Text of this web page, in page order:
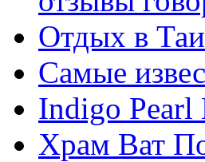
Отдых в
Самые
Indigo
Храм Ват